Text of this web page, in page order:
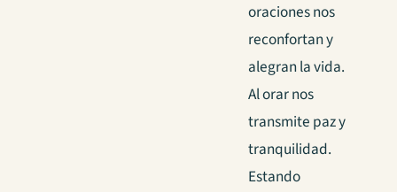
oraciones nos
reconfortan y
alegran la vida.
Al orar nos
transmite paz y
tranquilidad.
Estando